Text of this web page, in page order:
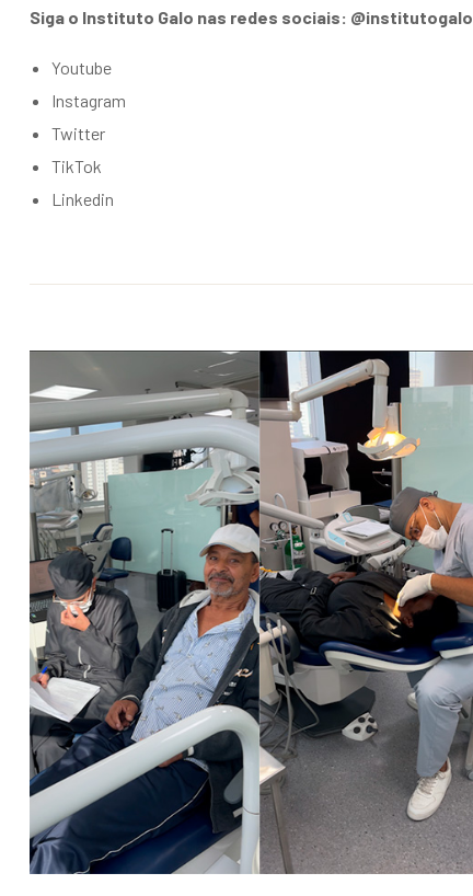
Siga o Instituto Galo nas redes sociais: @institutogalo
Youtube
Instagram
Twitter
TikTok
Linkedin